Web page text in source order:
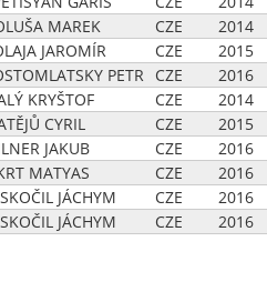
MAREK CZE
2014
JAROMÍR CZE
2015
PETR CZE
2016
KRYŠTOF CZE
2014
CYRIL CZE
2015
JAKUB CZE
2016
MATYAS CZE
2016
JÁCHYM CZE
2016
JÁCHYM CZE 2016